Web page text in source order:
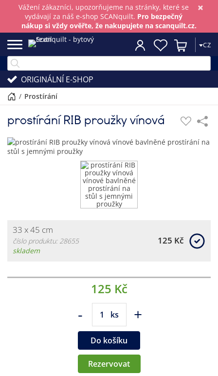
×
Vážení zákazníci, upozorňujeme na stránky, které se
vydávají za náš e-shop SCANquilt. Pro bezpečný
nákup si vždy ověřte, že nakupujete na scanquilt.cz.
CZ
ORIGINÁLNÍ E-SHOP
/ prostírání
prostírání RIB proužky vínová
33 x 45 cm
číslo produktu: 28655
skladem
125 Kč
125 Kč
- ks +
Do košíku
Rezervovat